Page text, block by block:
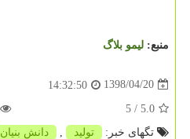
منبع: لیمو بلاگ
1398/04/20
14:32:50
5.0
/ 5
تگهای خبر:
تولید , دانش بنیان